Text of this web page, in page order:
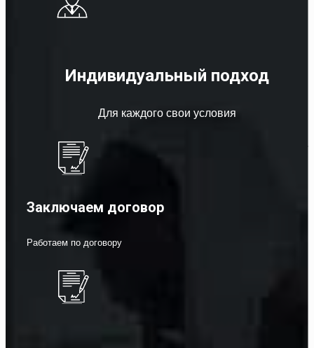
Индивидуальный подход
Для каждого свои условия
Заключаем договор
Работаем по договору